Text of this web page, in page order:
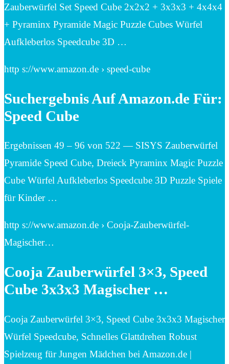
Zauberwürfel Set Speed Cube 2x2x2 + 3x3x3 + 4x4x4
+ Pyraminx Pyramide Magic Puzzle Cubes Würfel
Aufkleberlos Speedcube 3D …
http s://www.amazon.de › speed-cube
Suchergebnis Auf Amazon.de Für:
Speed Cube
Ergebnissen 49 – 96 von 522 — SISYS Zauberwürfel
Pyramide Speed Cube, Dreieck Pyraminx Magic Puzzle
Cube Würfel Aufkleberlos Speedcube 3D Puzzle Spiele
für Kinder …
http s://www.amazon.de › Cooja-Zauberwürfel-
Magischer…
Cooja Zauberwürfel 3×3, Speed
Cube 3x3x3 Magischer …
Cooja Zauberwürfel 3×3, Speed Cube 3x3x3 Magischer
Würfel Speedcube, Schnelles Glattdrehen Robust
Spielzeug für Jungen Mädchen bei Amazon.de |